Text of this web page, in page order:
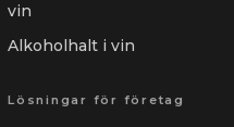
vin
Alkoholhalt i vin
Lösningar för företag